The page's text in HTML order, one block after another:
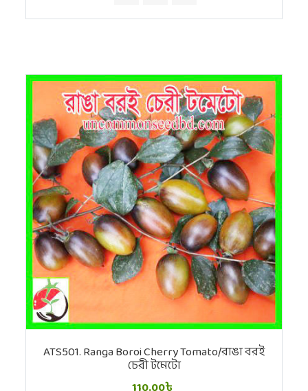
ATS501. Ranga Boroi Cherry Tomato/রাঙা বরই
চেরী টমেটো